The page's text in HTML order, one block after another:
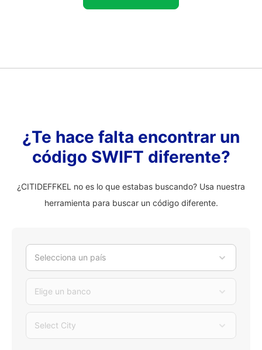
¿Te hace falta encontrar un
código SWIFT diferente?
¿CITIDEFFKEL no es lo que estabas buscando? Usa nuestra
herramienta para buscar un código diferente.
Selecciona un país
Elige un banco
Select City